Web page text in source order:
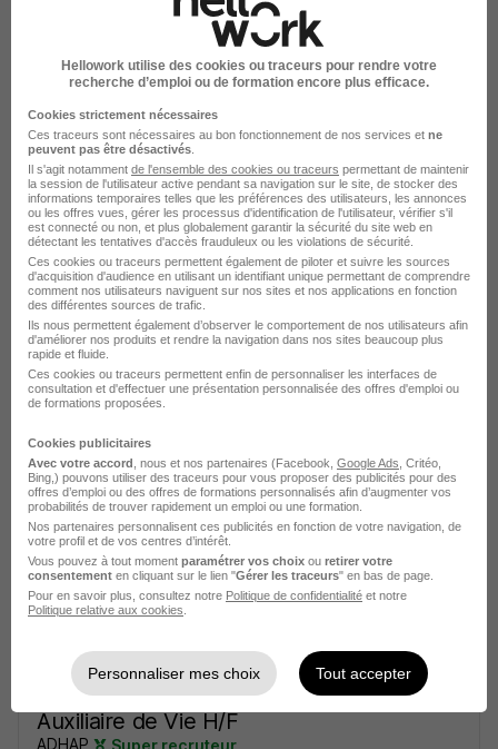
Auxiliaire de Vie H/F
ADHAP Super recruteur
Pantin - 93 CDI
Temps partiel
12,32 - 12,52 € / heure
Voir l’offre
il y a 13 heures
Auxiliaire de Vie H/F
Paris 13e - 75 CDI 13,25 - 16,56 € / heure
Voir l’offre
Auxiliaire de Vie H/F
ADHAP
Hellowork utilise des cookies ou traceurs pour rendre votre
recherche d’emploi ou de formation encore plus efficace.
Cookies strictement nécessaires
Ces traceurs sont nécessaires au bon fonctionnement de nos services et ne
peuvent pas être désactivés
Il s'agit notamment de l'ensemble des cookies ou traceurs permettant de maintenir
la session de l'utilisateur active pendant sa navigation sur le site, de stocker des
informations temporaires telles que les préférences des utilisateurs, les annonces
ou les offres vues, gérer les processus d'identification de l'utilisateur, vérifier s'il
est connecté ou non, et plus globalement garantir la sécurité du site web en
détectant les tentatives d'accès frauduleux ou les violations de sécurité.
Ces cookies ou traceurs permettent également de piloter et suivre les sources
d'acquisition d'audience en utilisant un identifiant unique permettant de comprendre
comment nos utilisateurs naviguent sur nos sites et nos applications en fonction
des différentes sources de trafic.
Ils nous permettent également d’observer le comportement de nos utilisateurs afin
d'améliorer nos produits et rendre la navigation dans nos sites beaucoup plus
rapide et fluide.
Ces cookies ou traceurs permettent enfin de personnaliser les interfaces de
consultation et d'effectuer une présentation personnalisée des offres d'emploi ou
de formations proposées.
Cookies publicitaires
Avec votre accord , nous et nos partenaires (Facebook, Google Ads , Critéo,
Bing,) pouvons utiliser des traceurs pour vous proposer des publicités pour des
offres d’emploi ou des offres de formations personnalisés afin d’augmenter vos
probabilités de trouver rapidement un emploi ou une formation.
Nos partenaires personnalisent ces publicités en fonction de votre navigation, de
votre profil et de vos centres d’intérêt.
Vous pouvez à tout moment paramétrer vos choix ou retirer votre
consentement en cliquant sur le lien "Gérer les traceurs" en bas de page.
Pour en savoir plus, consultez notre Politique de confidentialité et notre
Politique relative aux cookies
Personnaliser mes choix Tout accepter